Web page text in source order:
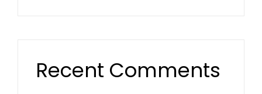
Recent Comments